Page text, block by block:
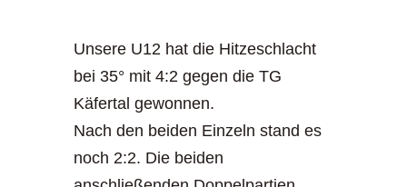
Unsere U12 hat die Hitzeschlacht
bei 35° mit 4:2 gegen die TG
Käfertal gewonnen.
Nach den beiden Einzeln stand es
noch 2:2. Die beiden